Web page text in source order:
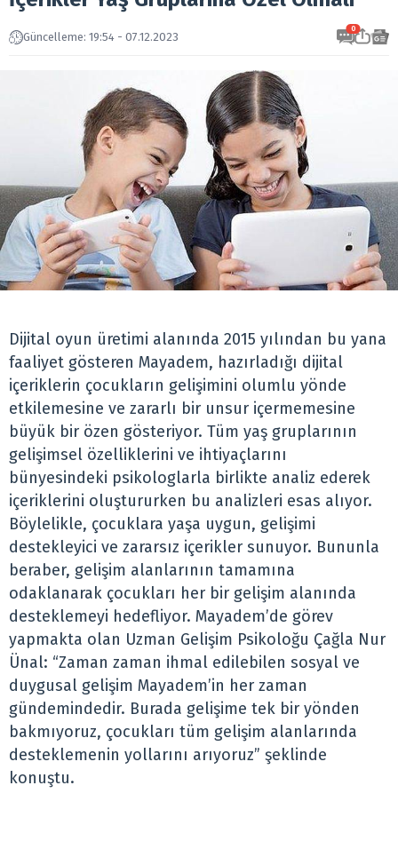
Güncelleme: 19:54 - 07.12.2023
0
Dijital oyun‌ ‌üretimi‌ ‌alanında‌ ‌2015‌ ‌yılından‌ ‌bu‌ ‌yana‌
‌faaliyet‌ ‌gösteren‌ ‌Mayadem,‌ hazırladığı dijital
içeriklerin çocukların gelişimini olumlu yönde
etkilemesine ve zararlı bir unsur içermemesine
büyük bir özen gösteriyor. Tüm yaş gruplarının
gelişimsel özelliklerini ve ihtiyaçlarını
bünyesindeki psikologlarla birlikte analiz ederek
içeriklerini oluştururken bu analizleri esas alıyor.
Böylelikle, çocuklara yaşa uygun, gelişimi
destekleyici ve zararsız içerikler sunuyor. Bununla
beraber, gelişim alanlarının tamamına
odaklanarak çocukları her bir gelişim alanında
desteklemeyi hedefliyor. Mayadem’de görev
yapmakta olan Uzman Gelişim Psikoloğu Çağla Nur
Ünal: “Zaman zaman ihmal edilebilen sosyal ve
duygusal gelişim Mayadem’in her zaman
gündemindedir. Burada gelişime tek bir yönden
bakmıyoruz, çocukları tüm gelişim alanlarında
desteklemenin yollarını arıyoruz” şeklinde
konuştu.